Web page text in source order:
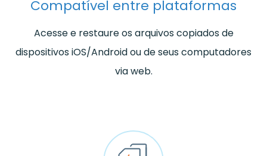
Compatível entre plataformas
Acesse e restaure os arquivos copiados de
dispositivos iOS/Android ou de seus computadores
via web.